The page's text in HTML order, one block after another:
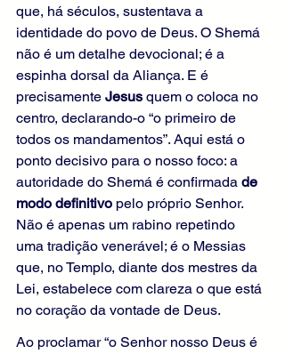
que, há séculos, sustentava a
identidade do povo de Deus. O Shemá
não é um detalhe devocional; é a
espinha dorsal da Aliança. E é
precisamente Jesus quem o coloca no
centro, declarando-o “o primeiro de
todos os mandamentos”. Aqui está o
ponto decisivo para o nosso foco: a
autoridade do Shemá é confirmada de
modo definitivo pelo próprio Senhor.
Não é apenas um rabino repetindo
uma tradição venerável; é o Messias
que, no Templo, diante dos mestres da
Lei, estabelece com clareza o que está
no coração da vontade de Deus.
Ao proclamar “o Senhor nosso Deus é